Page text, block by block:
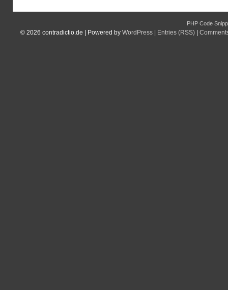
PHP Code
© 2026 contradictio.de | Powered by WordPress | Entries (RSS) |